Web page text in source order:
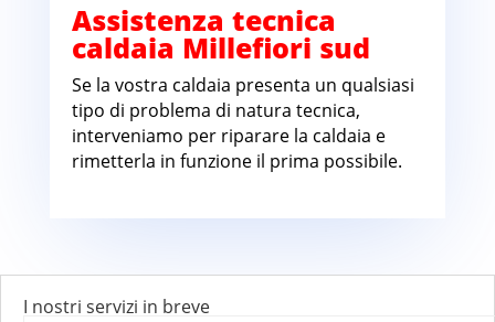
Assistenza tecnica
caldaia Millefiori sud
Se la vostra caldaia presenta un qualsiasi
tipo di problema di natura tecnica,
interveniamo per riparare la caldaia e
rimetterla in funzione il prima possibile.
I nostri servizi in breve